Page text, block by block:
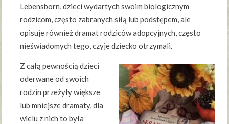
Lebensborn, dzieci wydartych swoim biologicznym
rodzicom, często zabranych siłą lub podstępem, ale
opisuje również dramat rodziców adopcyjnych, często
nieświadomych tego, czyje dziecko otrzymali.
Z całą pewnością dzieci
oderwane od swoich
rodzin przeżyły większe
lub mniejsze dramaty, dla
wielu z nich to była